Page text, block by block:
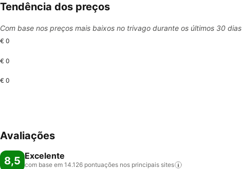
Tendência dos preços
Com base nos preços mais baixos no trivago durante os últimos 30 dias
€ 0
€ 0
€ 0
Avaliações
8,5 Excelente
com base em 14.126 pontuações nos principais sites